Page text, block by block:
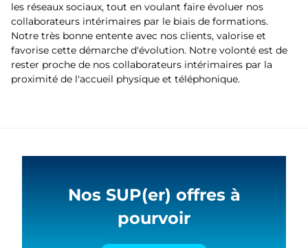
les réseaux sociaux, tout en voulant faire évoluer nos
collaborateurs intérimaires par le biais de formations.
Notre très bonne entente avec nos clients, valorise et
favorise cette démarche d'évolution. Notre volonté est de
rester proche de nos collaborateurs intérimaires par la
proximité de l'accueil physique et téléphonique.
Nos SUP(er) offres à
pourvoir